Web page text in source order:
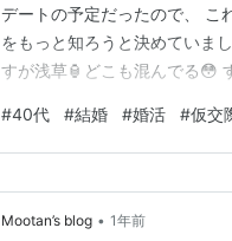
デートの予定だったので、 こ
をもっと知ろうと決めていま
すが浅草🏮どこも混んでる😳
ながら、 Fさんとのランチを
めたり、通…
#40代 #結婚 #婚活 #仮交
Mootan’s blog • 1年前